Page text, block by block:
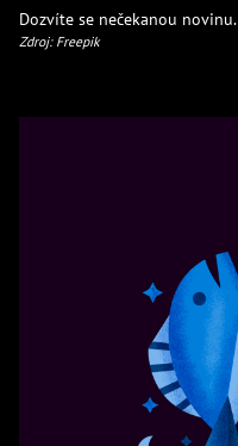
Dozvíte se nečekanou novinu.
Zdroj: Freepik